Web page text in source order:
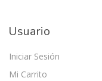
Usuario
Iniciar Sesión
Mi Carrito